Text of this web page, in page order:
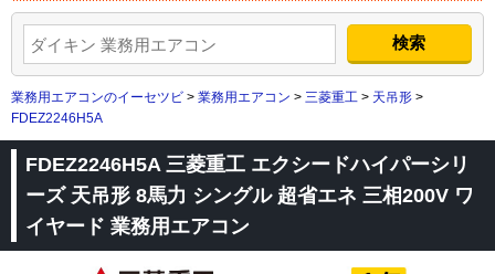
業務用エアコンのイーセツビ > 業務用エアコン > 三菱重工 > 天吊形 >
FDEZ2246H5A
FDEZ2246H5A 三菱重工 エクシードハイパーシリ
ーズ 天吊形 8馬力 シングル 超省エネ 三相200V ワ
イヤード 業務用エアコン